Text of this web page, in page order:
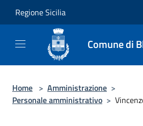
Regione Sicilia
Comune di
Home > Amministrazione >
Personale amministrativo >